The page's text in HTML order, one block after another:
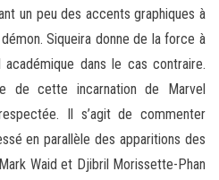
un peu des accents graphiques à
Siqueira donne de la force à
dans le cas contraire.
de cette incarnation de Marvel
Il s’agit de commenter
en parallèle des apparitions des
Waid et Djibril Morissette-Phan